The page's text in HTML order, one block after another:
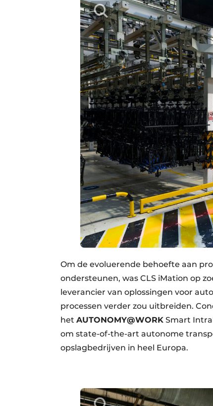
Om de evoluerende behoefte aan
ondersteunen, was CLS iMation op
leverancier van oplossingen voor
processen verder zou uitbreiden.
het AUTONOMY@WORK Smart
om state-of-the-art autonome
opslagbedrijven in heel Europa.